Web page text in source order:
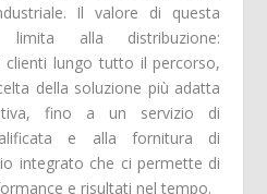
Il valore di questa
alla distribuzione:
clienti lungo tutto il percorso,
della soluzione più adatta
fino a un servizio di
e alla fornitura di
integrato che ci permette di
e risultati nel tempo.